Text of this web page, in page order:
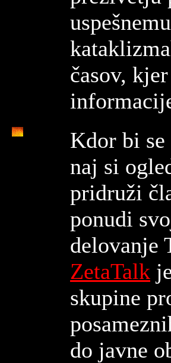
časov,
Kdor bi
naj si
pridruži
ponudi
delovanje
ZetaTalk
skupine
do javne